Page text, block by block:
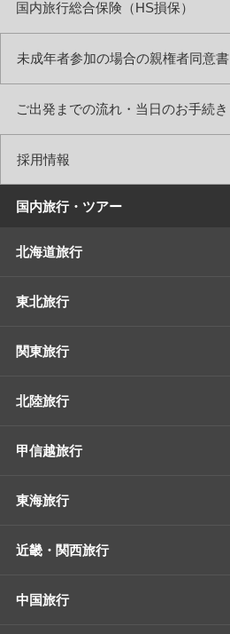
国内旅行総合保険（HS損保）
未成年者参加の場合の親権者同意書
ご出発までの流れ・当日のお手続き
採用情報
国内旅行・ツアー
北海道旅行
東北旅行
関東旅行
北陸旅行
甲信越旅行
東海旅行
近畿・関西旅行
中国旅行